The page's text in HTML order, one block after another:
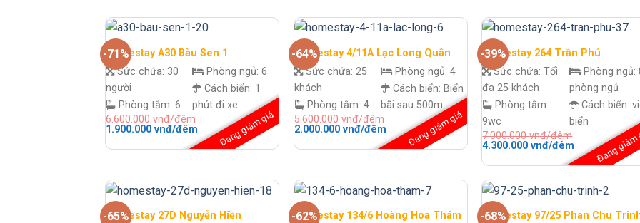
-71%
Homestay A30 Bàu Sen 1
Sức chứa: 30
người
Phòng tắm: 6
Phòng ngủ: 6
Cách biển: 1
phút đi xe
Đang giảm giá
6.600.000vnđ/đêm
Giá
là:
1.900.000 vnđ/đêmGiá
hiện
tại
đêm.
-64%
Homestay 4/11A Lạc Long Quân
Sức chứa: 25
khách
Phòng tắm: 4
Phòng ngủ: 4
Cách biển: Biển
bãi sau 500m
Đang giảm giá
5.600.000vnđ/đêm
Giá
là:
2.000.000 vnđ/đêmGiá
hiện
tại
đêm.
-39%
Homestay 264 Trần Phú
Sức chứa:Tối
đa 25 khách
Phòng tắm:
9wc
Phòng ngủ:
phòng ngủ
Cách biển:
biển
Đang
7.000.000vnđ/đêm
Giá
là:
đêm.
4.300.000vnđ/đêm
hiện
tại
4.300.000 vnđ/
đêm.
-65%
Homestay 27D Nguyễn Hiền
-62%
Homestay 134/6 Hoàng Hoa Thám
-68%
Homestay 97/25 Phan Chu